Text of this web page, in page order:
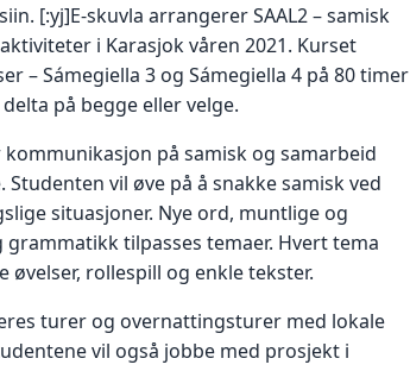
[:yj]E-skuvla arrangerer SAAL2 – samisk
i Karasjok våren 2021. Kurset
– Sámegiella 3 og Sámegiella 4 på 80 timer
på begge eller velge.
på samisk og samarbeid
vil øve på å snakke samisk ved
situasjoner. Nye ord, muntlige og
tilpasses temaer. Hvert tema
øvelser, rollespill og enkle tekster.
turer og overnattingsturer med lokale
vil også jobbe med prosjekt i